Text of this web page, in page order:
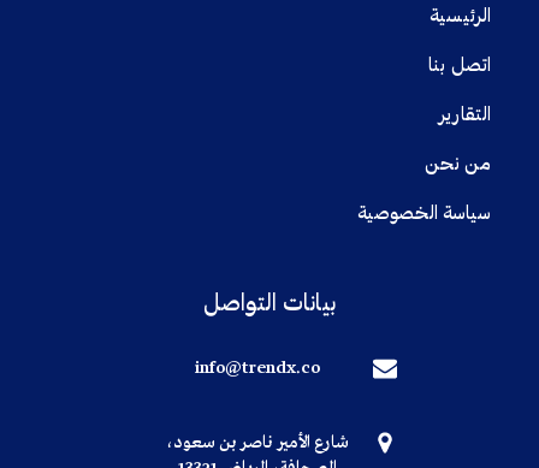
الرئيسية
اتصل بنا
التقارير
من نحن
سياسة الخصوصية
بيانات التواصل
info@trendx.co
شارع الأمير ناصر بن سعود،